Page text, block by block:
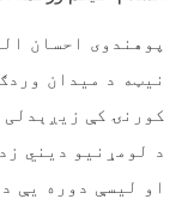
پوهندوی احسان
نیټه د میدان
کورنۍ کې زیږېدلی
د لومړنیو دیني
او لیسې دوره یې